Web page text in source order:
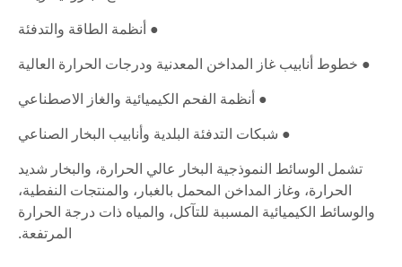
● أنظمة الطاقة والتدفئة
● خطوط أنابيب غاز المداخن المعدنية ودرجات الحرارة العالية
● أنظمة الفحم الكيميائية والغاز الاصطناعي
● شبكات التدفئة البلدية وأنابيب البخار الصناعي
تشمل الوسائط النموذجية البخار عالي الحرارة، والبخار شديد
الحرارة، وغاز المداخن المحمل بالغبار، والمنتجات النفطية،
والوسائط الكيميائية المسببة للتآكل، والمياه ذات درجة الحرارة
المرتفعة.